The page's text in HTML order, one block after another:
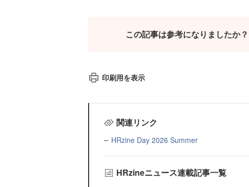
この記事は参考になりましたか？
印刷用を表示
関連リンク
HRzine Day 2026 Summer
HRzineニュース連載記事一覧